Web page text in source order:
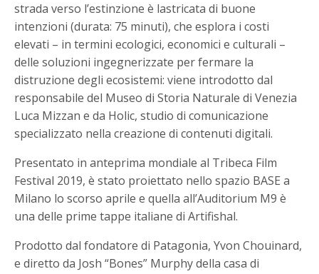
strada verso l’estinzione è lastricata di buone
intenzioni (durata: 75 minuti), che esplora i costi
elevati – in termini ecologici, economici e culturali –
delle soluzioni ingegnerizzate per fermare la
distruzione degli ecosistemi: viene introdotto dal
responsabile del Museo di Storia Naturale di Venezia
Luca Mizzan e da Holic, studio di comunicazione
specializzato nella creazione di contenuti digitali.
Presentato in anteprima mondiale al Tribeca Film
Festival 2019, è stato proiettato nello spazio BASE a
Milano lo scorso aprile e quella all’Auditorium M9 è
una delle prime tappe italiane di Artifishal.
Prodotto dal fondatore di Patagonia, Yvon Chouinard,
e diretto da Josh “Bones” Murphy della casa di